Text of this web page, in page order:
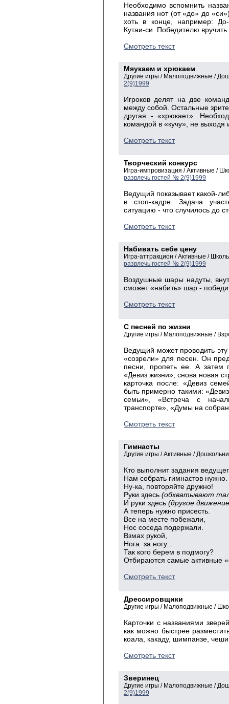
Необходимо вспомнить
названия нот (от «до» до
хоть в конце, например:
Кутаи-си. Победителю
Смотреть текст
Мяукаем и хрюкаем
Другие игры / Малоподвижные /
2(9)1999
Игроков делят на две
между собой. Остальные
другая - «хрюкает».
командой в «кучу», не выходя
Смотреть текст
Творческий конкурс
Игра-импровизация / Активные /
развлечь гостей № 2(9)1999
Ведущий показывает какой-
в стоп-кадре. Задача
ситуацию - что случилось до
Смотреть текст
Набивать себе цену
Игра-аттракцион / Активные /
развлечь гостей № 2(9)1999
Воздушные шары надуты,
сможет «набить» шар -
Смотреть текст
С песней по жизни
Другие игры / Малоподвижные /
Ведущий может проводить
«созрели» для песен. Он
песни, пропеть ее. А затем
«Девиз жизни»; снова новая
карточка после: «Девиз
быть примерно такими:
семьи», «Встреча с
транспорте», «Думы на
Смотреть текст
Гимнасты
Другие игры / Активные /
Кто выполнит задания
Нам собрать гимнастов нужно.
Ну-ка, повторяйте дружно!
Руки здесь (обхватывают
И руки здесь (другое
А теперь нужно присесть.
Все на месте побежали,
Нос соседа подержали.
Взмах рукой,
Нога за ногу...
Так кого берем в подмогу?
Отбираются самые активные
Смотреть текст
Дрессировщики
Другие игры / Малоподвижные /
Карточки с названиями
как можно быстрее
коала, какаду, шимпанзе,
Смотреть текст
Зверинец
Другие игры / Малоподвижные /
2(9)1999